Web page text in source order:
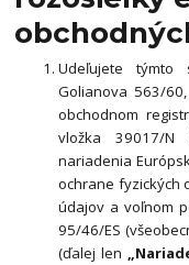
Udeľujete týmto
Golianova 563/
obchodnom
vložka 39017/
nariadenia
ochrane fyzických
údajov a voľnom
95/46/ES
(ďalej len